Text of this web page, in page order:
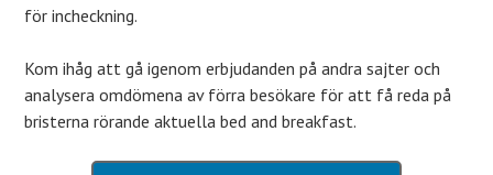
för incheckning.
Kom ihåg att gå igenom erbjudanden på andra sajter och
analysera omdömena av förra besökare för att få reda på
bristerna rörande aktuella bed and breakfast.